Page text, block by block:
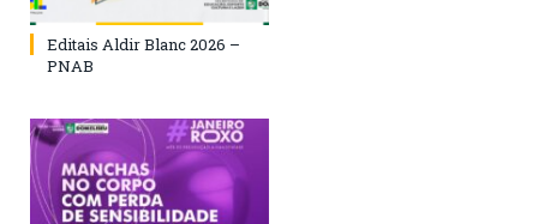
Editais Aldir Blanc 2026 –
PNAB